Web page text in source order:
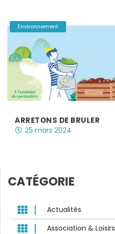
ARRETONS DE BRULER
25 mars 2024
Environnement
CATÉGORIE
 Actualités
 Association & Loisirs